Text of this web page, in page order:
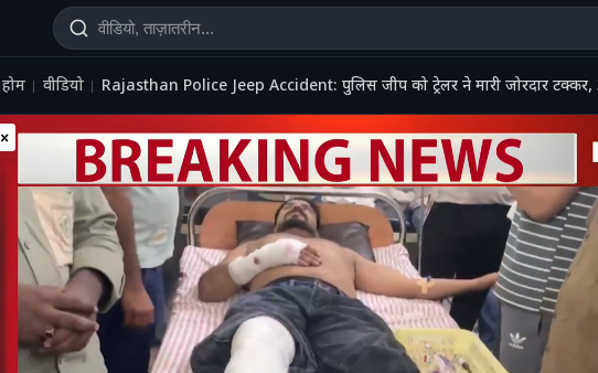
होम वीडियो Rajasthan Police Jeep Accident: पुलिस जीप को ट्रेलर ने मारी जोरदार टक्कर,